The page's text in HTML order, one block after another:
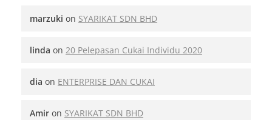
marzuki on SYARIKAT SDN BHD
linda on 20 Pelepasan Cukai Individu 2020
dia on ENTERPRISE DAN CUKAI
Amir on SYARIKAT SDN BHD